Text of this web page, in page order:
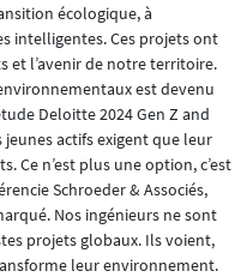
écologique, à
intelligentes. Ces projets ont
et l’avenir de notre territoire.
est devenu
Deloitte 2024 Gen Z and
actifs exigent que leur
Ce n’est plus une option, c’est
Schroeder & Associés,
Nos ingénieurs ne sont
projets globaux. Ils voient,
leur environnement.